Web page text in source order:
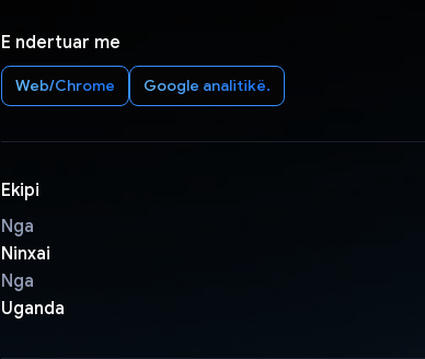
E ndertuar me
Web/Chrome Google analitikë.
Ekipi
Nga
Ninxai
Nga
Uganda